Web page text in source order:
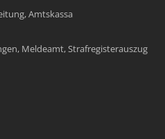
Amtskassa
Meldeamt, Strafregisterauszug